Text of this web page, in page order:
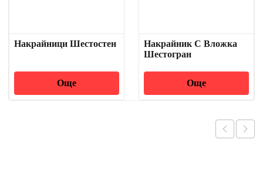
Накрайници Шестостен
Още
Накрайник С Вложка
Шестогран
Още